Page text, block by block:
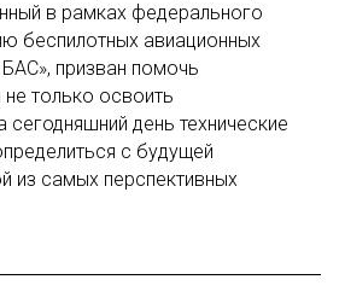
в рамках федерального
беспилотных авиационных
призван помочь
только освоить
день технические
с будущей
из самых перспективных